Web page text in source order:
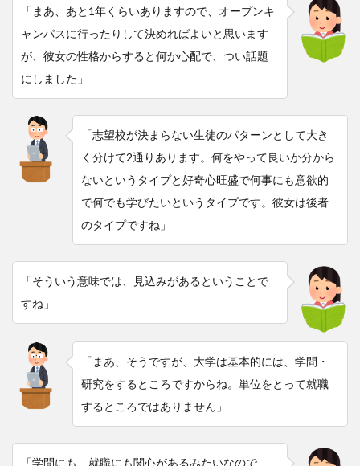
「まあ、あと1年くらいありますので、オープンキ
ャンパスに行ったりして決めればよいと思います
が、彼女の性格からすると何か心配で、つい話題
にしました」
「志望校が決まらない生徒のパターンとして大き
く分けて2通りあります。何をやって良いか分から
ないというタイプと好奇心旺盛で何事にも意欲的
で何でも学びたいというタイプです。彼女は後者
のタイプですね」
「そういう意味では、見込みがあるということで
すね」
「まあ、そうですが、大学は基本的には、学問・
研究をするところですからね。単位をとって就職
するところではありません」
「学問にも、就職にも関心があるみたいなので